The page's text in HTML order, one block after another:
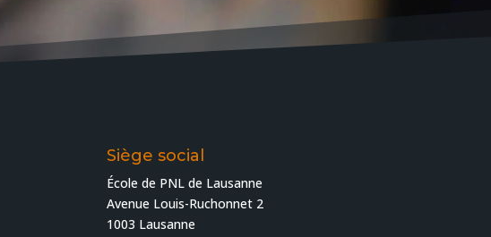
Siège social
École de PNL de Lausanne
Avenue Louis-Ruchonnet 2
1003 Lausanne